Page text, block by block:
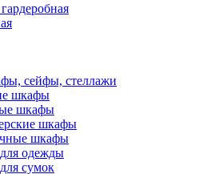
сейфы, стеллажи
шкафы
шкафы
шкафы
шкафы
одежды
сумок